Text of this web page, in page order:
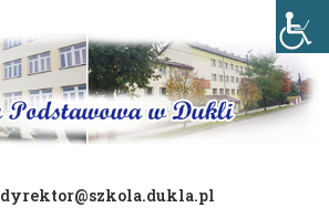
dyrektor@szkola.dukla.pl